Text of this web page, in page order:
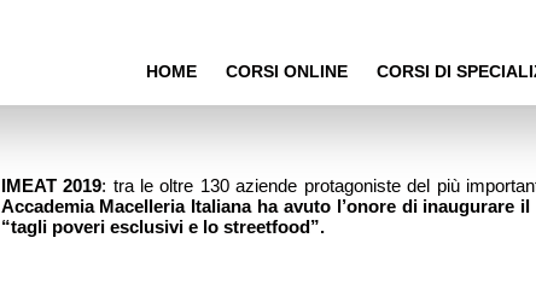
HOME
CORSI ONLINE CORSI DI
IMEAT 2019: tra le oltre 130 aziende protagoniste del più
Accademia Macelleria Italiana ha avuto l’onore di inaugurare
“tagli poveri esclusivi e lo streetfood”.